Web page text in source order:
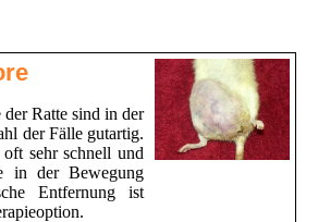
der Ratte sind in der
der Fälle gutartig.
sehr schnell und
in der Bewegung
Entfernung ist